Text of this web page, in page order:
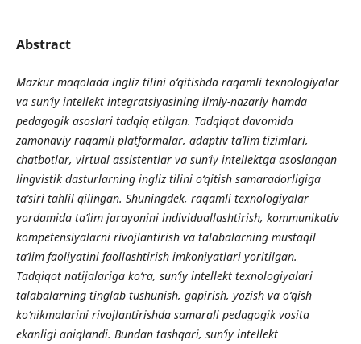
Abstract
Mazkur maqolada ingliz tilini o‘qitishda raqamli texnologiyalar
va sun’iy intellekt integratsiyasining ilmiy-nazariy hamda
pedagogik asoslari tadqiq etilgan. Tadqiqot davomida
zamonaviy raqamli platformalar, adaptiv ta’lim tizimlari,
chatbotlar, virtual assistentlar va sun’iy intellektga asoslangan
lingvistik dasturlarning ingliz tilini o‘qitish samaradorligiga
ta’siri tahlil qilingan. Shuningdek, raqamli texnologiyalar
yordamida ta’lim jarayonini individuallashtirish, kommunikativ
kompetensiyalarni rivojlantirish va talabalarning mustaqil
ta’lim faoliyatini faollashtirish imkoniyatlari yoritilgan.
Tadqiqot natijalariga ko‘ra, sun’iy intellekt texnologiyalari
talabalarning tinglab tushunish, gapirish, yozish va o‘qish
ko‘nikmalarini rivojlantirishda samarali pedagogik vosita
ekanligi aniqlandi. Bundan tashqari, sun’iy intellekt